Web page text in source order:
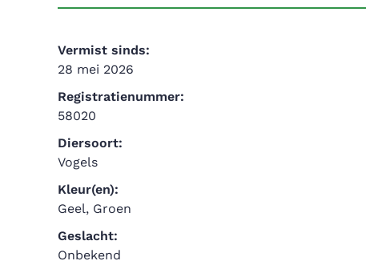
Vermist sinds:
28 mei 2026
Registratienummer:
58020
Diersoort:
Vogels
Kleur(en):
Geel, Groen
Geslacht:
Onbekend